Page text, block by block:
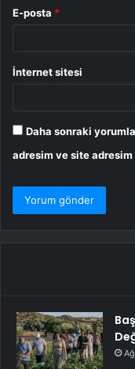
E-posta *
İnternet sitesi
Daha sonraki
adresim ve site